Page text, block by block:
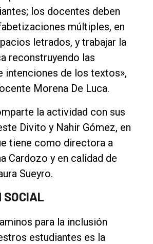
los docentes deben
múltiples, en
letrados, y trabajar la
reconstruyendo las
intenciones de los textos»,
Morena De Luca.
la actividad con sus
Divito y Nahir Gómez, en
tiene como directora a
Cardozo y en calidad de
Sueyro.
SOCIAL
para la inclusión
estudiantes es la